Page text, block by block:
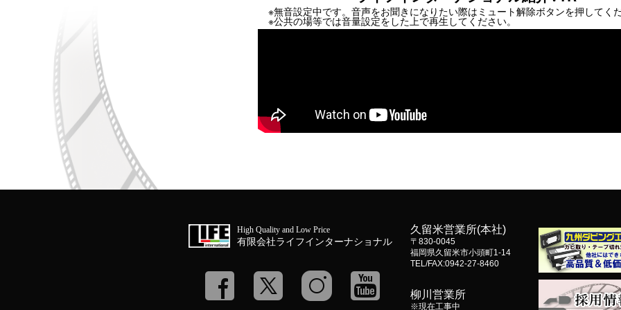
※無音設定中です。音声をお聞きになりたい際はミュート解除ボタンを押してく
※公共の場等では音量設定をした上で再生してください。
High Quality and Low Price
有限会社ライフインターナショナル
久留米営業所(本社)
〒830-0045
福岡県久留米市小頭町1-14
TEL/FAX:0942-27-8460
柳川営業所
※現在工事中